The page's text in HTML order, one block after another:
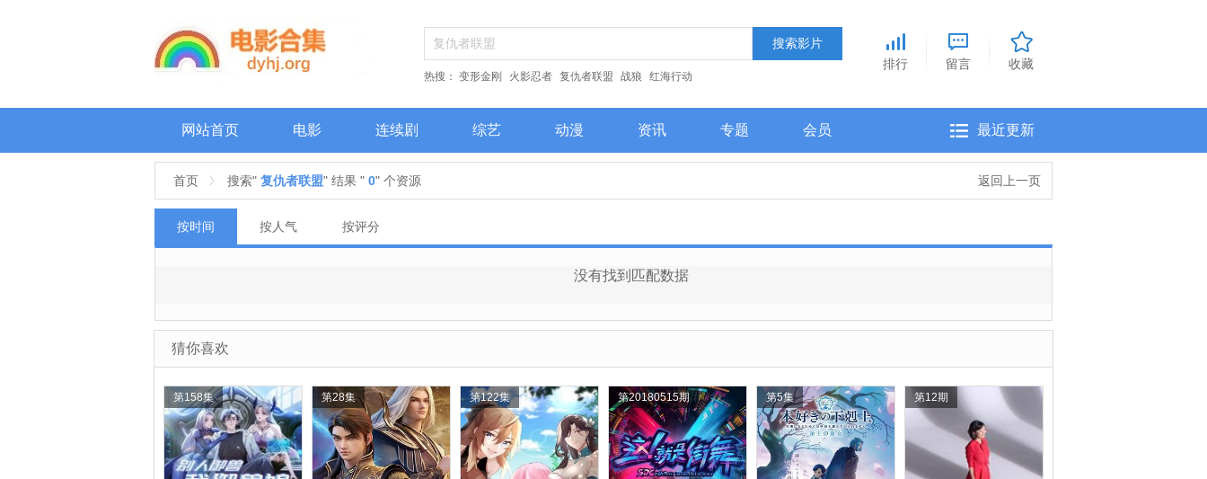
热搜： 变形金刚 火影忍者 复仇者联盟 战狼 红海行动
排行 留言 收藏
网站首页 电影 连续剧 综艺 动漫 资讯 专题 会员 最近更新
首页 搜索" 复仇者联盟" 结果 " 0" 个资源 返回上一页
按时间 按人气 按评分
没有找到匹配数据
猜你喜欢
第158集 第28集 第122集 第20180515期 第5集 第12期